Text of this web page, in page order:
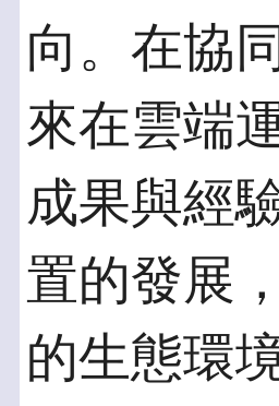
向。在協
來在雲端
成果與經
置的發展
的生態環